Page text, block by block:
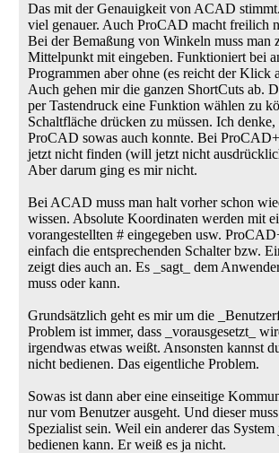
Das mit der Genauigkeit von ACAD
viel genauer. Auch ProCAD macht freilich
Bei der Bemaßung von Winkeln muss man
Mittelpunkt mit eingeben. Funktioniert bei
Programmen aber ohne (es reicht der Klick
Auch gehen mir die ganzen ShortCuts ab.
per Tastendruck eine Funktion wählen zu
Schaltfläche drücken zu müssen. Ich denke,
ProCAD sowas auch konnte. Bei
jetzt nicht finden (will jetzt nicht
Aber darum ging es mir nicht.
Bei ACAD muss man halt vorher schon
wissen. Absolute Koordinaten werden mit
vorangestellten # eingegeben usw.
einfach die entsprechenden Schalter bzw.
zeigt dies auch an. Es _sagt_ dem
muss oder kann.
Grundsätzlich geht es mir um die
Problem ist immer, dass _vorausgesetzt_
irgendwas etwas weißt. Ansonsten kannst
nicht bedienen. Das eigentliche Problem.
Sowas ist dann aber eine einseitige
nur vom Benutzer ausgeht. Und dieser
Spezialist sein. Weil ein anderer das
bedienen kann. Er weiß es ja nicht.